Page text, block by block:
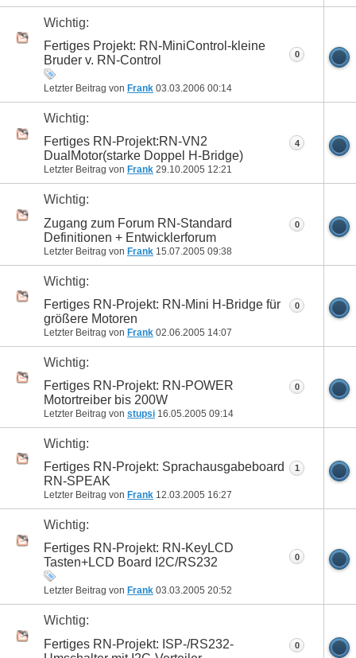
Wichtig:
Fertiges Projekt: RN-MiniControl-kleine
Bruder v. RN-Control
Letzter Beitrag von Frank 03.03.2006 00:14
0
Wichtig:
Fertiges RN-Projekt:RN-VN2
DualMotor(starke Doppel H-Bridge)
Letzter Beitrag von Frank 29.10.2005 12:21
4
Wichtig:
Zugang zum Forum RN-Standard
Definitionen + Entwicklerforum
Letzter Beitrag von Frank 15.07.2005 09:38
0
Wichtig:
Fertiges RN-Projekt: RN-Mini H-Bridge für
größere Motoren
Letzter Beitrag von Frank 02.06.2005 14:07
0
Wichtig:
Fertiges RN-Projekt: RN-POWER
Motortreiber bis 200W
Letzter Beitrag von stupsi 16.05.2005 09:14
0
Wichtig:
Fertiges RN-Projekt: Sprachausgabeboard
RN-SPEAK
Letzter Beitrag von Frank 12.03.2005 16:27
1
Wichtig:
Fertiges RN-Projekt: RN-KeyLCD
Tasten+LCD Board I2C/RS232
Letzter Beitrag von Frank 03.03.2005 20:52
0
Wichtig:
Fertiges RN-Projekt: ISP-/RS232-
0